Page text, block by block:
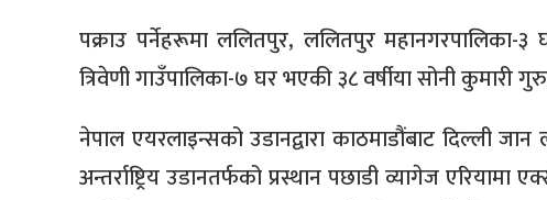
पक्राउ पर्नेहरूमा ललितपुर, ललितपुर महानगरपालिका-
त्रिवेणी गाउँपालिका-७ घर भएकी ३८ वर्षीया सोनी कुमारी
नेपाल एयरलाइन्सको उडानद्वारा काठमाडौंबाट दिल्ली
अन्तर्राष्ट्रिय उडानतर्फको प्रस्थान पछाडी व्यागेज